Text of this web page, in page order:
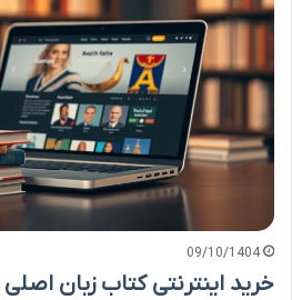
09/10/1404
خرید اینترنتی کتاب زبان اصلی